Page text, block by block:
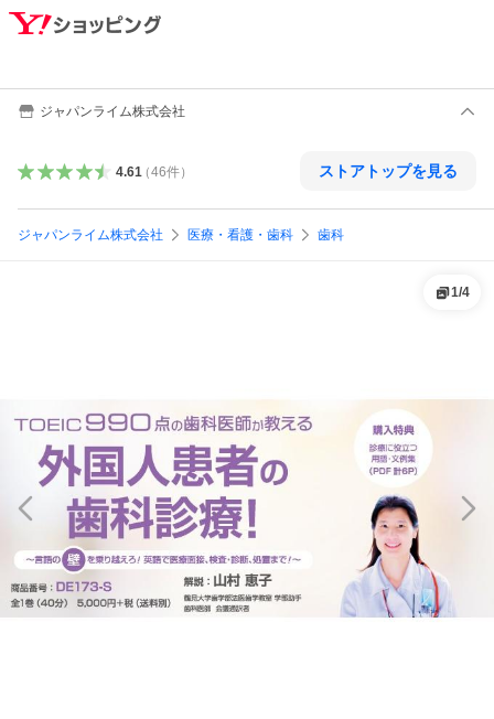
ジャパンライム株式会社
4.61（46件） ストアトップを見る
ジャパンライム株式会社 医療・看護・歯科 歯科
1/4